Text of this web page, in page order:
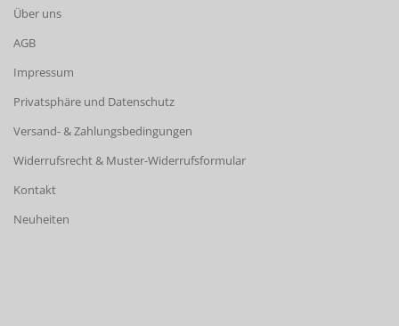
Über uns
AGB
Impressum
Privatsphäre und Datenschutz
Versand- & Zahlungsbedingungen
Widerrufsrecht & Muster-Widerrufsformular
Kontakt
Neuheiten